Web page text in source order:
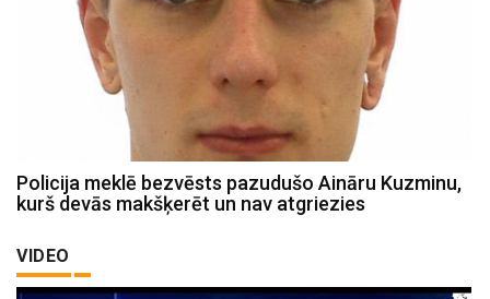
Policija meklē bezvēsts pazudušo Aināru Kuzminu,
kurš devās makšķerēt un nav atgriezies
VIDEO